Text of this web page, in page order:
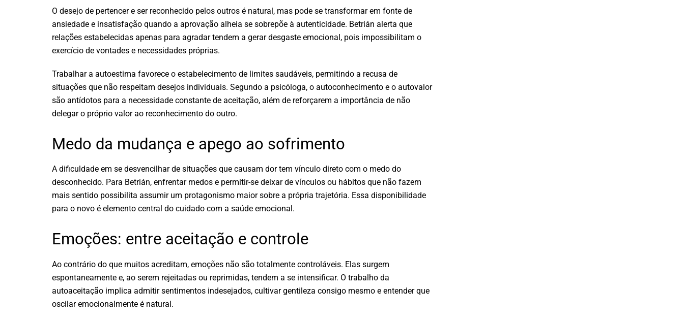
O desejo de pertencer e ser reconhecido pelos outros é natural, mas pode se transformar em fonte de
ansiedade e insatisfação quando a aprovação alheia se sobrepõe à autenticidade. Betrián alerta que
relações estabelecidas apenas para agradar tendem a gerar desgaste emocional, pois impossibilitam o
exercício de vontades e necessidades próprias.
Trabalhar a autoestima favorece o estabelecimento de limites saudáveis, permitindo a recusa de
situações que não respeitam desejos individuais. Segundo a psicóloga, o autoconhecimento e o autovalor
são antídotos para a necessidade constante de aceitação, além de reforçarem a importância de não
delegar o próprio valor ao reconhecimento do outro.
Medo da mudança e apego ao sofrimento
A dificuldade em se desvencilhar de situações que causam dor tem vínculo direto com o medo do
desconhecido. Para Betrián, enfrentar medos e permitir-se deixar de vínculos ou hábitos que não fazem
mais sentido possibilita assumir um protagonismo maior sobre a própria trajetória. Essa disponibilidade
para o novo é elemento central do cuidado com a saúde emocional.
Emoções: entre aceitação e controle
Ao contrário do que muitos acreditam, emoções não são totalmente controláveis. Elas surgem
espontaneamente e, ao serem rejeitadas ou reprimidas, tendem a se intensificar. O trabalho da
autoaceitação implica admitir sentimentos indesejados, cultivar gentileza consigo mesmo e entender que
oscilar emocionalmente é natural.